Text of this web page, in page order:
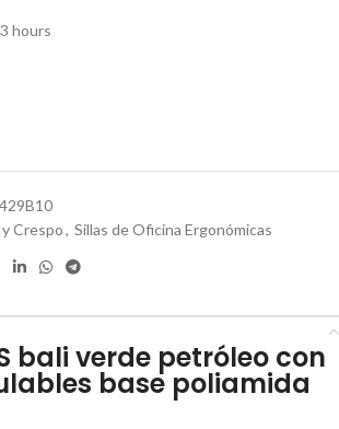
hours
Crespo, Sillas de Oficina Ergonómicas
bali verde petróleo con
base poliamida